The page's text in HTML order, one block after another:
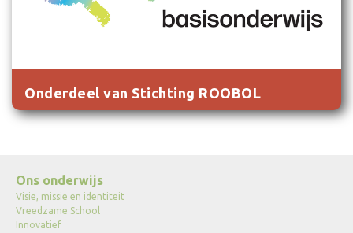
Onderdeel van Stichting ROOBOL
Ons onderwijs
Visie, missie en identiteit
Vreedzame School
Innovatief